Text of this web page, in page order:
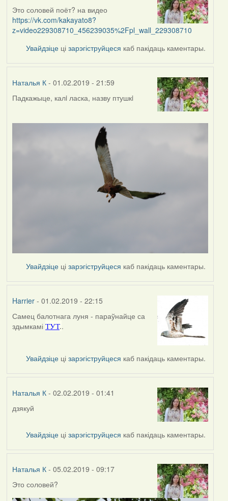
Это соловей поёт? на видео
https://vk.com/kakayato8?
z=video229308710_456239035%2Fpl_wall_229308710
Увайдзіце цізарэгіструйцеся каб пакідаць каментары.
Наталья К- 01.02.2019 - 21:59
Падкажыце, калi ласка, назву птушкi
Увайдзіце цізарэгіструйцеся каб пакідаць каментары.
Harrier- 01.02.2019 - 22:15
In
reply
Наталья
К
Самец балотнага луня - параўнайце са
здымкамі ТУТ..
Увайдзіце цізарэгіструйцеся каб пакідаць каментары.
Наталья К- 02.02.2019 - 01:41
In
Harrier
дзякуй
Увайдзіце цізарэгіструйцеся каб пакідаць каментары.
Наталья К- 05.02.2019 - 09:17
Это соловей?